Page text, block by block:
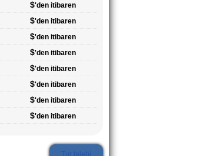
$'den itibaren
$'den itibaren
$'den itibaren
$'den itibaren
$'den itibaren
$'den itibaren
$'den itibaren
$'den itibaren
Tur talebi